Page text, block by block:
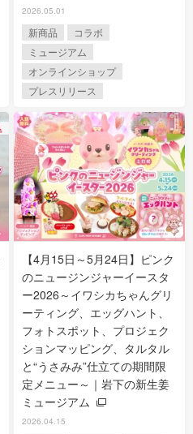
2026.05.01
新商品
コラボ
ミュージアム
オンラインショップ
プレスリリース
【4月15日～5月24日】ピンク
のニュージンジャーイースタ
ー2026～イワシカちゃんグリ
ーティング、エッグハント、
フォトスポット、プロジェク
ションマッピング、タルタル
と“うさみみ”仕立ての期間限
定メニュー～｜岩下の新生姜
ミュージアム
2026.04.15